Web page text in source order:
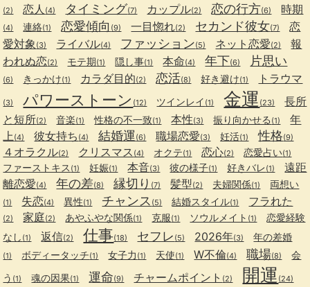
(2) 恋人 (4) タイミング(7) カップル(2) 恋の行方(6) 時期
(4) 連絡(1) 恋愛傾向 (9) 一目惚れ(2) セカンド彼女(7)
恋
愛対象 (3) ライバル(4) ファッション(5) ネット恋愛(2)
報
われぬ恋(2) モテ期(1) 隠し事(1) 本命(4) 年下(6) 片思い
(6) きっかけ(1) カラダ目的(2) 恋活(8) 好き避け(1) トラウマ
(3) パワーストーン (12) ツインレイ (1) 金運 (23)
長所
と短所(2) 音楽(1) 性格の不一致(1) 本性(3) 振り向かせる (1)
年
上 (4) 彼女持ち (4) 結婚運(6) 職場恋愛(3) 妊活(1) 性格(9)
４オラクル(2) クリスマス (4) オクテ(1) 恋心(2) 恋愛占い(1)
ファーストキス (1) 妊娠(1) 本音(3) 彼の様子(1) 好きバレ(1)
遠距
離恋愛(4) 年の差(8) 縁切り (7) 髪型(2) 夫婦関係(1) 両想い
(1) 失恋(4) 異性(1) チャンス (5) 結婚スタイル(1) フラれた
(2) 家庭(2) あやふやな関係(1) 克服(1) ソウルメイト (1)
恋愛経験
なし (1) 返信(2) 仕事(18) セフレ (5) 2026年(3) 年の差婚
(1) ボディータッチ(1) 女子力 (1) 天使(1) W不倫(4) 職場(8)
会
う (1) 魂の因果(1) 運命(9) チャームポイント (2) 開運 (24)